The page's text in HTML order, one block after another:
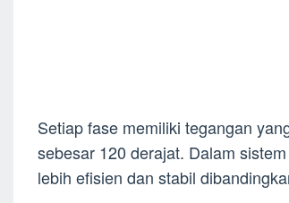
Setiap fase memiliki tegangan
sebesar 120 derajat. Dalam
lebih efisien dan stabil